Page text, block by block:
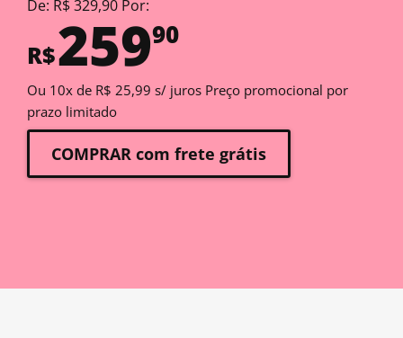
De: R$ 329,90 Por:
R$25990
Ou 10x de R$ 25,99 s/ juros Preço promocional por
prazo limitado
COMPRAR com frete grátis